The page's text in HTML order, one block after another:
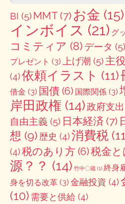
BI (5) MMT (7) お金 (15)
インボイス (21) グ
コミティア (8) データ (5)
プレゼント (3) 上げ潮 (5) 主
(4)依頼イラスト (11)
借金 (3) 国債 (6) 国際関係 (3)
岸田政権 (14)政府支出
自由主義 (5) 日本経済 (7)
想 (9) 歴史 (4)消費税
(4)税のあり方 (6)税金と
源？？ (14) 竹中〇蔵 (1) 終身
身を切る改革 (3) 金融投資 (4)
(10) 需要と供給 (4)